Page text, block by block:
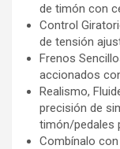
de timón con
Control
de tensión
Frenos
accionados
Realismo,
precisión de
timón/pedales
Combínalo